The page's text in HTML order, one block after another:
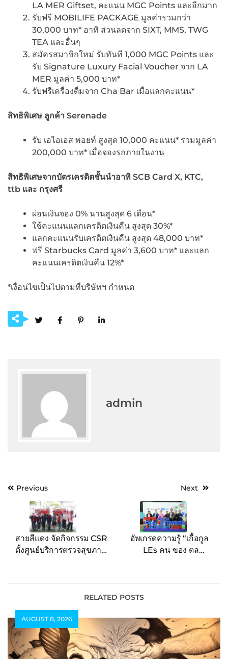
LA MER Giftset, คะแนน MGC Points และอีกมาก
รับฟรี MOBILIFE PACKAGE มูลค่ารวมกว่า
30,000 บาท* อาทิ ส่วนลดจาก SIXT, MMS, TWG
TEA และอื่นๆ
สมัครสมาชิกใหม่ รับทันที 1,000 MGC Points และ
รับ Signature Luxury Facial Voucher จาก LA
MER มูลค่า 5,000 บาท*
รับฟรีเครื่องดื่มจาก Cha Bar เมื่อแลกคะแนน*
สิทธิพิเศษ ลูกค้า Serenade
รับ เอไอเอส พอยท์ สูงสุด 10,000 คะแนน* รวมมูลค่า
200,000 บาท* เมื่อจองรถภายในงาน
สิทธิพิเศษจากบัตรเครดิตชั้นนำอาทิ SCB Card X, KTC,
ttb และ กรุงศรี
ผ่อนเงินจอง 0% นานสูงสุด 6 เดือน*
ใช้คะแนนแลกเครดิตเงินคืน สูงสุด 30%*
แลกคะแนนรับเครดิตเงินคืน สูงสุด 48,000 บาท*
ฟรี Starbucks Card มูลค่า 3,600 บาท* และแลก
คะแนนเครดิตเงินคืน 12%*
*เงื่อนไขเป็นไปตามที่บริษัทฯ กำหนด
admin
PostPrevious
สายสีแดง จัดกิจกรรม CSR
ตั้งศูนย์บริการตรวจสุขภาพ
ชุมชน
Next
อัพเกรดความรู้ “เกื้อกูล
LEs คน ของ ตลาด
งาน “SUPER เกื้อกูลLEs
Exposition 2024”
RELATED POSTS
AUGUST 8, 2026